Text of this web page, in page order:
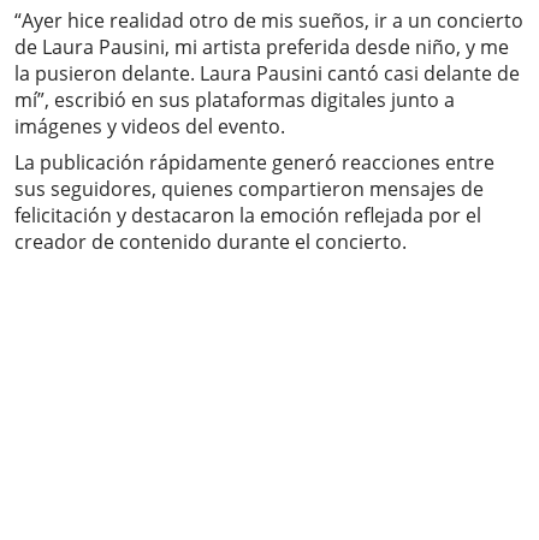
“Ayer hice realidad otro de mis sueños, ir a un concierto
de Laura Pausini, mi artista preferida desde niño, y me
la pusieron delante. Laura Pausini cantó casi delante de
mí”, escribió en sus plataformas digitales junto a
imágenes y videos del evento.
La publicación rápidamente generó reacciones entre
sus seguidores, quienes compartieron mensajes de
felicitación y destacaron la emoción reflejada por el
creador de contenido durante el concierto.